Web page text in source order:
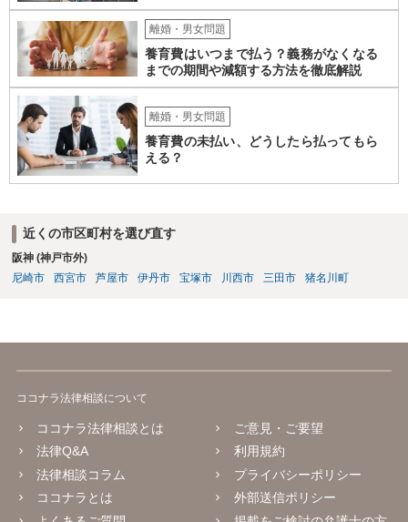
離婚・男女問題
養育費はいつまで払う？義務がなくなる
までの期間や減額する方法を徹底解説
離婚・男女問題
養育費の未払い、どうしたら払ってもら
える？
近くの市区町村を選び直す
阪神 (神戸市外)
尼崎市
西宮市 芦屋市 伊丹市 宝塚市 川西市 三田市 猪名川町
ココナラ法律相談について
ココナラ法律相談とは
法律Q&A
法律相談コラム
ココナラとは
ご意見・ご要望
利用規約
プライバシーポリシー
外部送信ポリシー